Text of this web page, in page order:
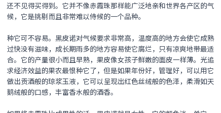
还不见得买得到。它并不像赤霞珠那样能广泛地亲和世界各产区的气
候，它是挑剔而且非常难以侍候的一个品种。
种它可不容易。 黑皮诺对气候要求非常高，温度高的地方会使它成熟
过快没有滋味，成长期雨多的地方容易使它腐烂，只有凉爽地带最适
合。它的产量很小而且早熟，果皮像女孩子鲜嫩的面皮一样薄。光追
求经济效益的果农最恨种它了，但是如果年份好，管理好，可以用它
做出贡酒般的琼浆玉液，它可以呈现出红色丝绒般的色泽，柔滑如天
鹅绒般的口感，丰富香水般的酒香。